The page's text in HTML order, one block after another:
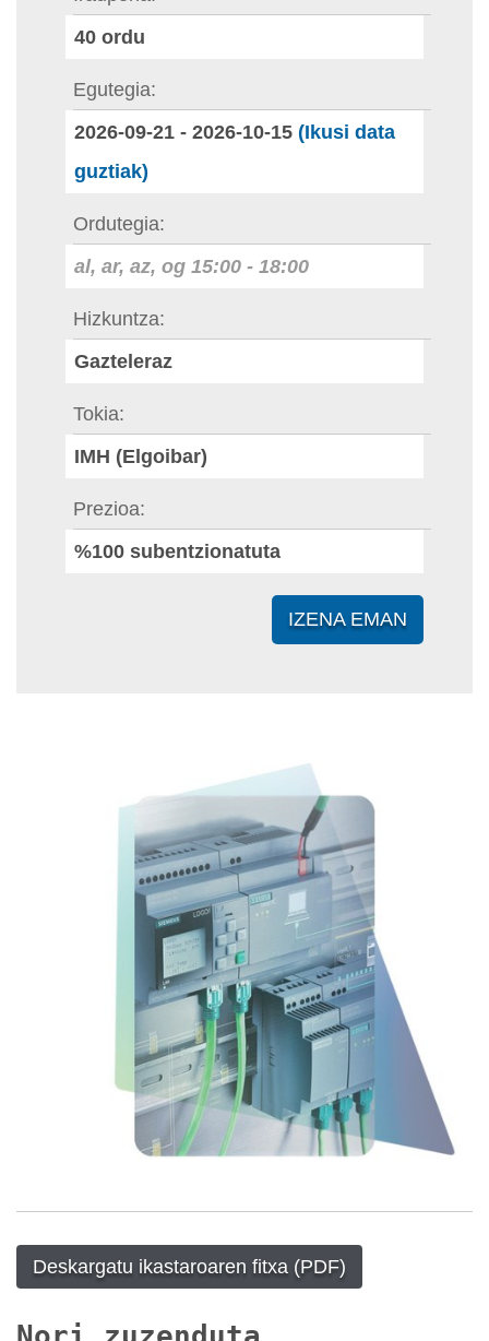
40 ordu
Egutegia
2026-09-21 - 2026-10-15 (Ikusi data
guztiak)
Ordutegia
al, ar, az, og 15:00 - 18:00
Hizkuntza
Gazteleraz
Tokia
IMH (Elgoibar)
Prezioa
%100 subentzionatuta
IZENA EMAN
Deskargatu ikastaroaren fitxa (PDF)